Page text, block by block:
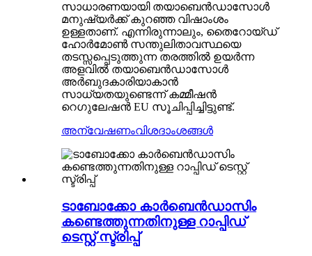
സാധാരണയായി തയാബെൻഡാസോൾ
മനുഷ്യർക്ക് കുറഞ്ഞ വിഷാംശം
ഉള്ളതാണ്. എന്നിരുന്നാലും, തൈറോയ്ഡ്
ഹോർമോൺ സന്തുലിതാവസ്ഥയെ
തടസ്സപ്പെടുത്തുന്ന തരത്തിൽ ഉയർന്ന
അളവിൽ തയാബെൻഡാസോൾ
അർബുദകാരിയാകാൻ
സാധ്യതയുണ്ടെന്ന് കമ്മീഷൻ
റെഗുലേഷൻ EU സൂചിപ്പിച്ചിട്ടുണ്ട്.
അന്വേഷണംവിശദാംശങ്ങൾ
ടാബോക്കോ കാർബെൻഡാസിം
കണ്ടെത്തുന്നതിനുള്ള റാപ്പിഡ്
ടെസ്റ്റ് സ്ട്രിപ്പ്